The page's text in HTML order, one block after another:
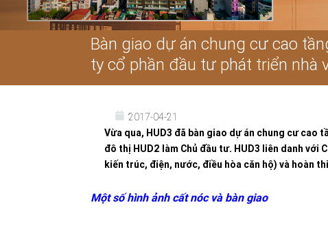
Bàn giao dự án chung cư cao
ty cổ phần đầu tư phát triển nhà
2017-04-21
Vừa qua, HUD3 đã bàn giao dự án chung cư cao
đô thị HUD2 làm Chủ đầu tư. HUD3 liên danh với
kiến trúc, điện, nước, điều hòa căn hộ) và hoàn
Một số hình ảnh cất nóc và bàn giao